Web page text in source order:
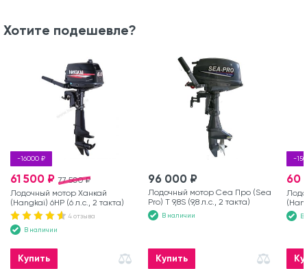
Хотите подешевле?
-16000 ₽
77 500 ₽
61 500 ₽
Лодочный мотор Ханкай
(Hangkai) 6HP (6 л.с., 2 такта)
4 отзыва
В наличии
Купить
96 000 ₽
Лодочный мотор Сеа Про (Sea
Pro) Т 9,8S (9,8 л.с., 2 такта)
В наличии
Купить
-
60
В